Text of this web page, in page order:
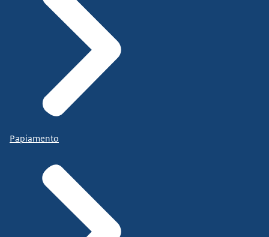
Papiamento